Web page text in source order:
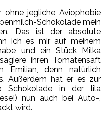
ohne jegliche Aviophobie
Schokolade mein
Das ist der absolute
ich es mir auf meinem
und ein Stück Milka
ihren Tomatensaft
Emilian, denn natürlich
Außerdem hat er es zur
Schokolade in der lila
nun auch bei Auto-,
wird.